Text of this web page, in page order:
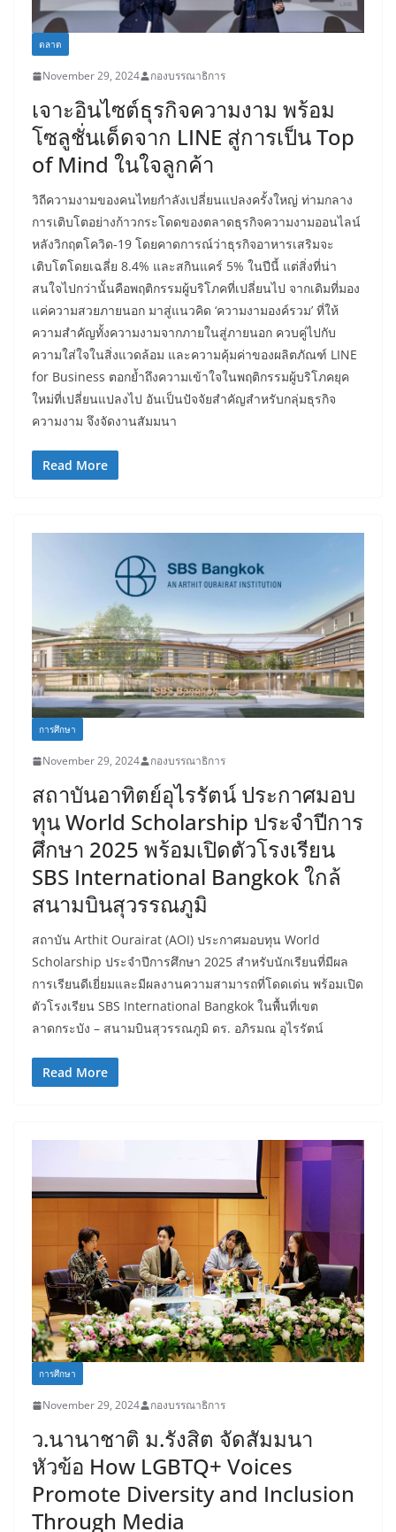
ตลาด
November 29, 2024 กองบรรณาธิการ
เจาะอินไซต์ธุรกิจความงาม พร้อม
โซลูชั่นเด็ดจาก LINE สู่การเป็น Top
of Mind ในใจลูกค้า
วิถีความงามของคนไทยกำลังเปลี่ยนแปลงครั้งใหญ่ ท่ามกลาง
การเติบโตอย่างก้าวกระโดดของตลาดธุรกิจความงามออนไลน์
หลังวิกฤตโควิด-19 โดยคาดการณ์ว่าธุรกิจอาหารเสริมจะ
เติบโตโดยเฉลี่ย 8.4% และสกินแคร์ 5% ในปีนี้ แต่สิ่งที่น่า
สนใจไปกว่านั้นคือพฤติกรรมผู้บริโภคที่เปลี่ยนไป จากเดิมที่มอง
แค่ความสวยภายนอก มาสู่แนวคิด ‘ความงามองค์รวม’ ที่ให้
ความสำคัญทั้งความงามจากภายในสู่ภายนอก ควบคู่ไปกับ
ความใส่ใจในสิ่งแวดล้อม และความคุ้มค่าของผลิตภัณฑ์ LINE
for Business ตอกย้ำถึงความเข้าใจในพฤติกรรมผู้บริโภคยุค
ใหม่ที่เปลี่ยนแปลงไป อันเป็นปัจจัยสำคัญสำหรับกลุ่มธุรกิจ
ความงาม จึงจัดงานสัมมนา
Read More
การศึกษา
November 29, 2024 กองบรรณาธิการ
สถาบันอาทิตย์อุไรรัตน์ ประกาศมอบ
ทุน World Scholarship ประจำปีการ
ศึกษา 2025 พร้อมเปิดตัวโรงเรียน
SBS International Bangkok ใกล้
สนามบินสุวรรณภูมิ
สถาบัน Arthit Ourairat (AOI) ประกาศมอบทุน World
Scholarship ประจำปีการศึกษา 2025 สำหรับนักเรียนที่มีผล
การเรียนดีเยี่ยมและมีผลงานความสามารถที่โดดเด่น พร้อมเปิด
ตัวโรงเรียน SBS International Bangkok ในพื้นที่เขต
ลาดกระบัง – สนามบินสุวรรณภูมิ ดร. อภิรมณ อุไรรัตน์
Read More
การศึกษา
November 29, 2024 กองบรรณาธิการ
ว.นานาชาติ ม.รังสิต จัดสัมมนา
หัวข้อ How LGBTQ+ Voices
Promote Diversity and Inclusion
Through Media